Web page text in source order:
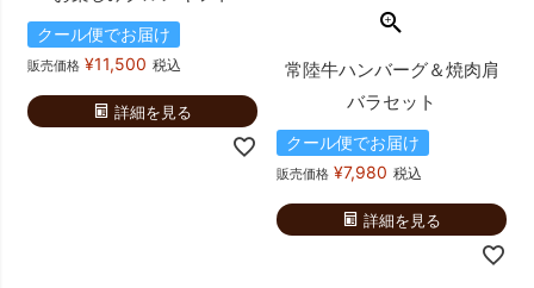
クール便でお届け
販売価格 ¥11,500 税込
詳細を見る
常陸牛ハンバーグ＆焼肉肩
バラセット
クール便でお届け
販売価格 ¥7,980 税込
詳細を見る